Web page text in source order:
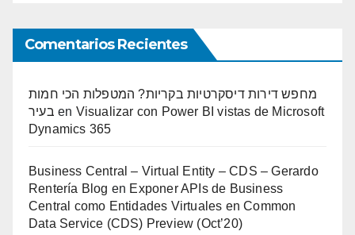
Comentarios Recientes
מחפש דירות דיסקרטיות בקריות? המטפלות הכי חמות
בעיר en Visualizar con Power BI vistas de Microsoft
Dynamics 365
Business Central – Virtual Entity – CDS – Gerardo
Rentería Blog en Exponer APIs de Business
Central como Entidades Virtuales en Common
Data Service (CDS) Preview (Oct’20)